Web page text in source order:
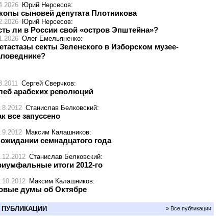
Юрий Нерсесов:
сыновей депутата Плотникова
Юрий Нерсесов:
ли в России свой «остров Эпштейна»?
Олег Емельяненко:
секты Зеленского в Изборском музее-
Сергей Сверчков:
арабских революций
Станислав Белковский:
все запуссено
Максим Калашников:
семнадцатого года
Станислав Белковский:
итоги 2012-го
Максим Калашников:
думы об Октябре
ПУБЛИКАЦИИ » Все публикации